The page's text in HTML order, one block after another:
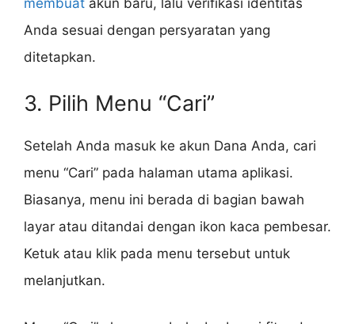
membuat akun baru, lalu verifikasi identitas
Anda sesuai dengan persyaratan yang
ditetapkan.
3. Pilih Menu “Cari”
Setelah Anda masuk ke akun Dana Anda, cari
menu “Cari” pada halaman utama aplikasi.
Biasanya, menu ini berada di bagian bawah
layar atau ditandai dengan ikon kaca pembesar.
Ketuk atau klik pada menu tersebut untuk
melanjutkan.